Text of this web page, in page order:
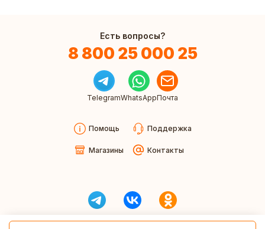
Есть вопросы?
8 800 25 000 25
TelegramWhatsAppПочта
Помощь Поддержка
Магазины Контакты